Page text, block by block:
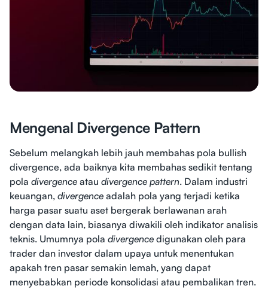
Mengenal Divergence Pattern
Sebelum melangkah lebih jauh membahas pola bullish
divergence, ada baiknya kita membahas sedikit tentang
pola divergence atau divergence pattern. Dalam industri
keuangan, divergence adalah pola yang terjadi ketika
harga pasar suatu aset bergerak berlawanan arah
dengan data lain, biasanya diwakili oleh indikator analisis
teknis. Umumnya pola divergence digunakan oleh para
trader dan investor dalam upaya untuk menentukan
apakah tren pasar semakin lemah, yang dapat
menyebabkan periode konsolidasi atau pembalikan tren.